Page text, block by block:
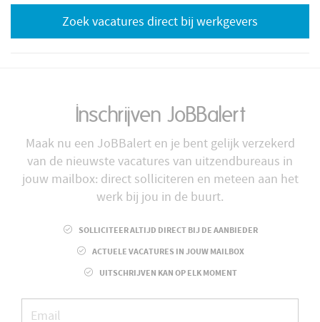
Zoek vacatures direct bij werkgevers
Inschrijven JoBBalert
Maak nu een JoBBalert en je bent gelijk verzekerd
van de nieuwste vacatures van uitzendbureaus in
jouw mailbox: direct solliciteren en meteen aan het
werk bij jou in de buurt.
SOLLICITEER ALTIJD DIRECT BIJ DE AANBIEDER
ACTUELE VACATURES IN JOUW MAILBOX
UITSCHRIJVEN KAN OP ELK MOMENT